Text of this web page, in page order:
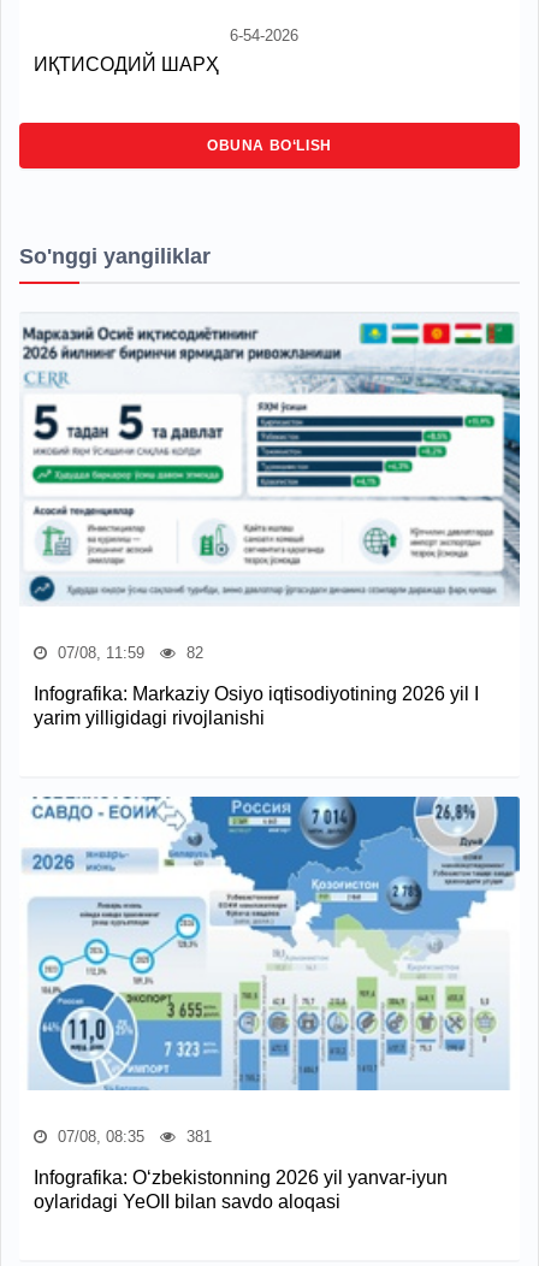
6-54-2026
ИҚТИСОДИЙ ШАРҲ
OBUNA BO‘LISH
So'nggi yangiliklar
07/08, 11:59 82
Infografika: Markaziy Osiyo iqtisodiyotining 2026 yil I
yarim yilligidagi rivojlanishi
07/08, 08:35 381
Infografika: O‘zbekistonning 2026 yil yanvar-iyun
oylaridagi YeOII bilan savdo aloqasi